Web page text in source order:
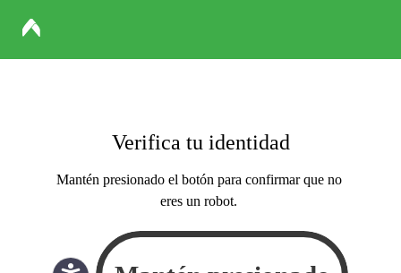
Verifica tu identidad
Mantén presionado el botón para confirmar que no
eres un robot.